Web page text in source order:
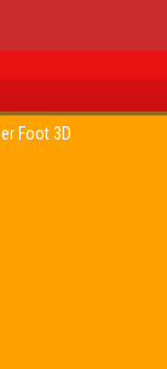
Foot 3D